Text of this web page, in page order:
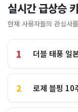
실시간 급상승
현재 사용자들의 관심사
1 더블 태풍 일
2 로제 블핑 10